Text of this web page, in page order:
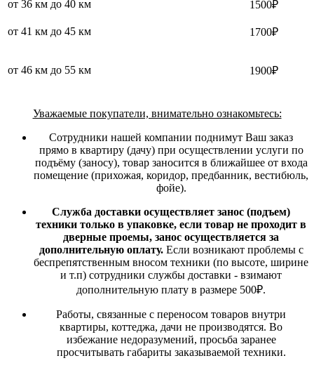
от 36 км до 40 км 1500₽
от 41 км до 45 км 1700₽
от 46 км до 55 км 1900₽
Уважаемые покупатели, внимательно ознакомьтесь:
Сотрудники нашей компании поднимут Ваш заказ
прямо в квартиру (дачу) при осуществлении услуги по
подъёму (заносу), товар заносится в ближайшее от входа
помещение (прихожая, коридор, предбанник, вестибюль,
фойе).
Служба доставки осуществляет занос (подъем)
техники только в упаковке, если товар не проходит в
дверные проемы, занос осуществляется за
дополнительную оплату. Если возникают проблемы с
беспрепятственным вносом техники (по высоте, ширине
и т.п) сотрудники службы доставки - взимают
дополнительную плату в размере 500₽.
Работы, связанные с переносом товаров внутри
квартиры, коттеджа, дачи не производятся. Во
избежание недоразумений, просьба заранее
просчитывать габариты заказываемой техники.